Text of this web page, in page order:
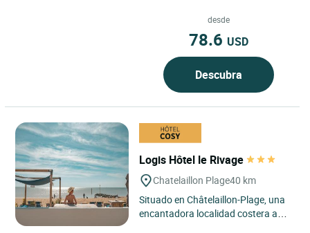
huéspedes una experiencia...
desde
78.6 USD
Descubra
Logis Hôtel le Rivage
Chatelaillon Plage40 km
Situado en Châtelaillon-Plage, una
encantadora localidad costera a